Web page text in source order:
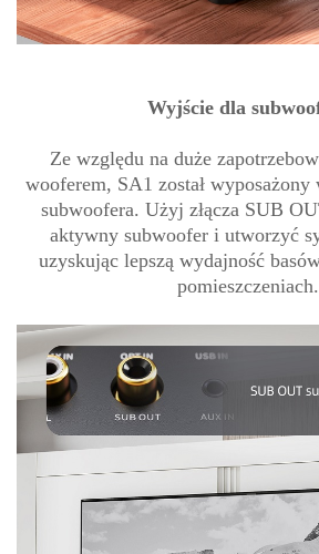
Wyjście dla
Ze względu na duże
wooferem, SA1 został
subwoofera. Użyj złącza SUB
aktywny subwoofer i utworzyć
uzyskując lepszą wydajność
pomieszczeniach.